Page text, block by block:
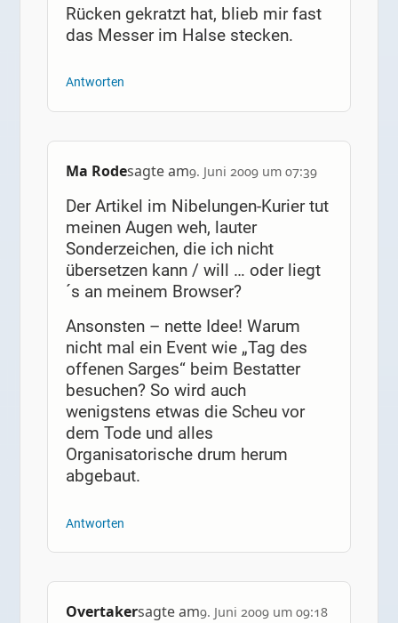
Rücken gekratzt hat, blieb mir fast
das Messer im Halse stecken.
Antworten
Ma Rodesagte am9. Juni 2009 um 07:39
Der Artikel im Nibelungen-Kurier tut
meinen Augen weh, lauter
Sonderzeichen, die ich nicht
übersetzen kann / will … oder liegt
´s an meinem Browser?
Ansonsten – nette Idee! Warum
nicht mal ein Event wie „Tag des
offenen Sarges“ beim Bestatter
besuchen? So wird auch
wenigstens etwas die Scheu vor
dem Tode und alles
Organisatorische drum herum
abgebaut.
Antworten
Overtakersagte am9. Juni 2009 um 09:18